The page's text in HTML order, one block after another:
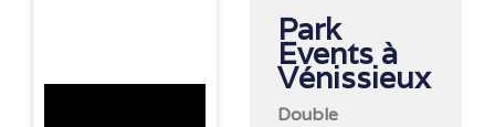
Park
Events à
Vénissieux
Double